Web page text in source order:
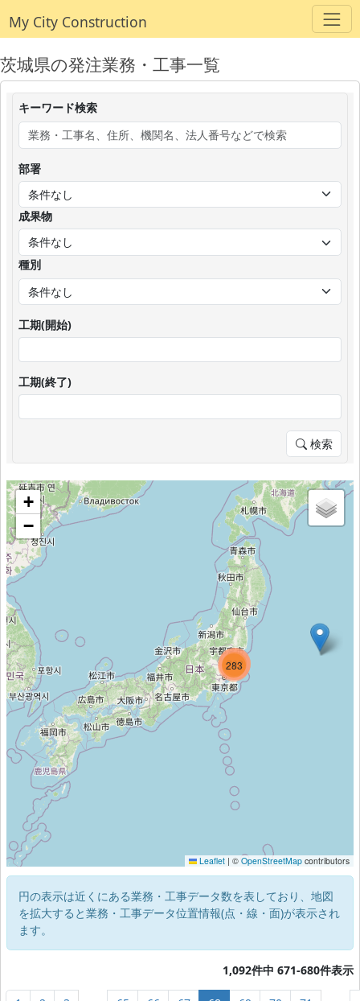
My City Construction
茨城県の発注業務・工事一覧
キーワード検索
部署
成果物
種別
工期(開始)
工期(終了)
検索
283
993
782
+
−
Leaflet | © OpenStreetMap contributors
円の表示は近くにある業務・工事データ数を表しており、地図
を拡大すると業務・工事データ位置情報(点・線・面)が表示され
ます。
1,092件中 671-680件表示